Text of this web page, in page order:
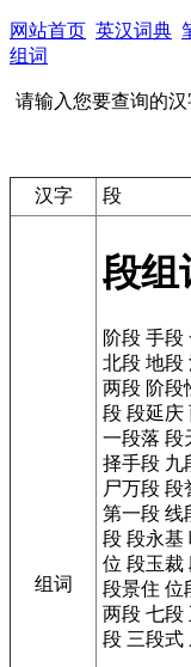
网站首页 英汉词典
组词
请输入您要查询的汉
汉字 段
组词
段组
阶段 手段
北段 地段
两段 阶段
段 段延庆
一段落 段
择手段 九
尸万段 段
第一段 线
段 段永基
位 段玉裁
段景住 位
两段 七段
段 三段式